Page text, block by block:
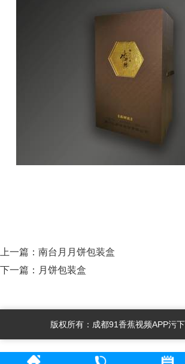
上一篇： 南台月月饼包装盒
下一篇： 月饼包装盒
版权所有：成都91香蕉视频APP污